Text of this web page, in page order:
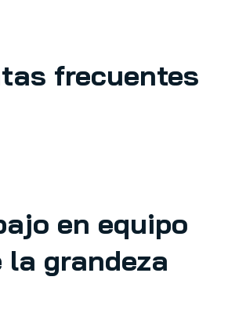
frecuentes
en equipo
la grandeza